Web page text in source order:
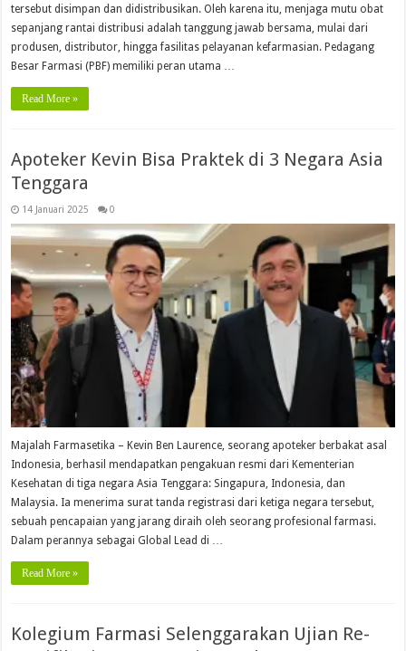
tersebut disimpan dan didistribusikan. Oleh karena itu, menjaga mutu obat
sepanjang rantai distribusi adalah tanggung jawab bersama, mulai dari
produsen, distributor, hingga fasilitas pelayanan kefarmasian. Pedagang
Besar Farmasi (PBF) memiliki peran utama …
Read More »
Apoteker Kevin Bisa Praktek di 3 Negara Asia
Tenggara
14 Januari 2025 0
Majalah Farmasetika – Kevin Ben Laurence, seorang apoteker berbakat asal
Indonesia, berhasil mendapatkan pengakuan resmi dari Kementerian
Kesehatan di tiga negara Asia Tenggara: Singapura, Indonesia, dan
Malaysia. Ia menerima surat tanda registrasi dari ketiga negara tersebut,
sebuah pencapaian yang jarang diraih oleh seorang profesional farmasi.
Dalam perannya sebagai Global Lead di …
Read More »
Kolegium Farmasi Selenggarakan Ujian Re-